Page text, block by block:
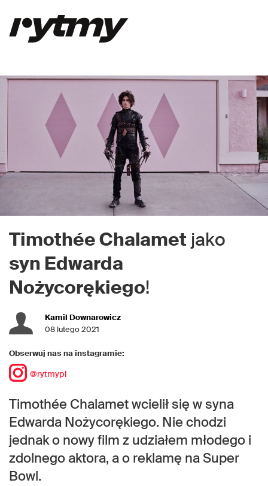
Timothée Chalamet jako
syn Edwarda
Nożycorękiego!
Kamil Downarowicz
08 lutego 2021
Obserwuj nas na instagramie:
@rytmypl
Timothée Chalamet wcielił się w syna
Edwarda Nożycorękiego. Nie chodzi
jednak o nowy film z udziałem młodego i
zdolnego aktora, a o reklamę na Super
Bowl.